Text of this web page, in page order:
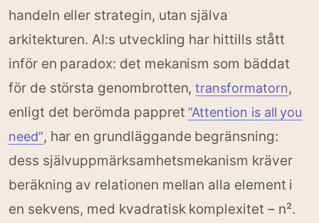
handeln eller strategin, utan själva
arkitekturen. AI:s utveckling har hittills stått
inför en paradox: det mekanism som bäddat
för de största genombrotten,transformatorn,
enligt det berömda pappret”Attention is all you
need”, har en grundläggande begränsning:
dess självuppmärksamhetsmekanism kräver
beräkning av relationen mellan alla element i
en sekvens, med kvadratisk komplexitet – n².